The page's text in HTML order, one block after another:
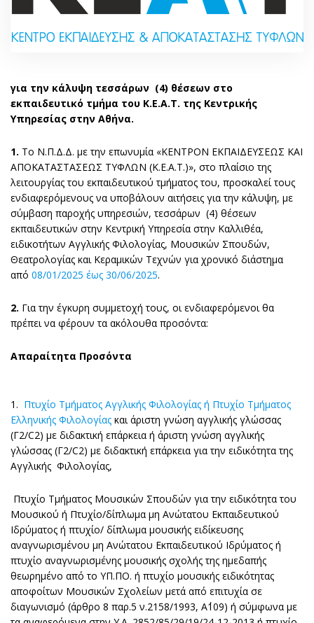
για την κάλυψη τεσσάρων (4) θέσεων στο
εκπαιδευτικό τμήμα του Κ.Ε.Α.Τ. της Κεντρικής
Υπηρεσίας στην Αθήνα.
1. Το Ν.Π.Δ.Δ. με την επωνυμία «ΚΕΝΤΡΟΝ ΕΚΠΑΙΔΕΥΣΕΩΣ ΚΑΙ
ΑΠΟΚΑΤΑΣΤΑΣΕΩΣ ΤΥΦΛΩΝ (Κ.Ε.Α.Τ.)», στο πλαίσιο της
λειτουργίας του εκπαιδευτικού τμήματος του, προσκαλεί τους
ενδιαφερόμενους να υποβάλουν αιτήσεις για την κάλυψη, με
σύμβαση παροχής υπηρεσιών, τεσσάρων (4) θέσεων
εκπαιδευτικών στην Κεντρική Υπηρεσία στην Καλλιθέα,
ειδικοτήτων Αγγλικής Φιλολογίας, Μουσικών Σπουδών,
Θεατρολογίας και Κεραμικών Τεχνών για χρονικό διάστημα
από 08/01/2025 έως 30/06/2025.
2. Για την έγκυρη συμμετοχή τους, οι ενδιαφερόμενοι θα
πρέπει να φέρουν τα ακόλουθα προσόντα:
Απαραίτητα Προσόντα
1. Πτυχίο Τμήματος Αγγλικής Φιλολογίας ή Πτυχίο Τμήματος
Ελληνικής Φιλολογίας και άριστη γνώση αγγλικής γλώσσας
(Γ2/C2) με διδακτική επάρκεια ή άριστη γνώση αγγλικής
γλώσσας (Γ2/C2) με διδακτική επάρκεια για την ειδικότητα της
Αγγλικής Φιλολογίας,
Πτυχίο Τμήματος Μουσικών Σπουδών για την ειδικότητα του
Μουσικού ή Πτυχίο/δίπλωμα μη Ανώτατου Εκπαιδευτικού
Ιδρύματος ή πτυχίο/ δίπλωμα μουσικής ειδίκευσης
αναγνωρισμένου μη Ανώτατου Εκπαιδευτικού Ιδρύματος ή
πτυχίο αναγνωρισμένης μουσικής σχολής της ημεδαπής
θεωρημένο από το ΥΠ.ΠΟ. ή πτυχίο μουσικής ειδικότητας
αποφοίτων Μουσικών Σχολείων μετά από επιτυχία σε
διαγωνισμό (άρθρο 8 παρ.5 ν.2158/1993, Α΄109) ή σύμφωνα με